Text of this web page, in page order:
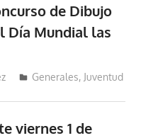
de Dibujo
Día Mundial las
Generales, Juventud
viernes 1 de